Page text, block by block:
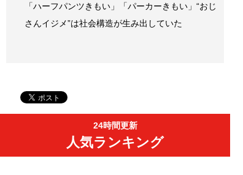
「ハーフパンツきもい」「パーカーきもい」“おじ
さんイジメ”は社会構造が生み出していた
24時間更新
人気ランキング